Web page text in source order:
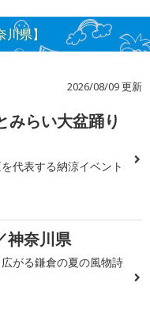
県】
2026/08/09 更新
みらい大盆踊り
代表する納涼イベント
神奈川県
がる鎌倉の夏の風物詩